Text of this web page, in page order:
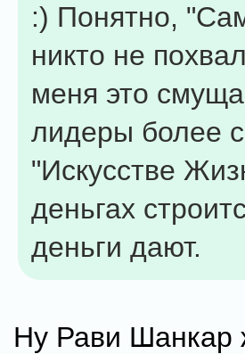
:) Понятно,
никто не
меня это
лидеры более
"Искусстве
деньгах
деньги дают.
Ну Рави Шанкар